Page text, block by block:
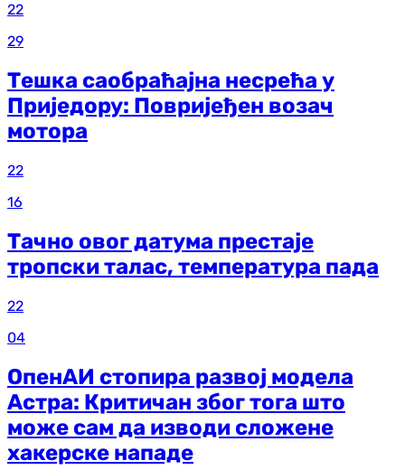
22
29
Тешка саобраћајна несрећа у
Приједору: Повријеђен возач
мотора
22
16
Тачно овог датума престаје
тропски талас, температура пада
22
04
ОпенАИ стопира развој модела
Астра: Критичан због тога што
може сам да изводи сложене
хакерске нападе